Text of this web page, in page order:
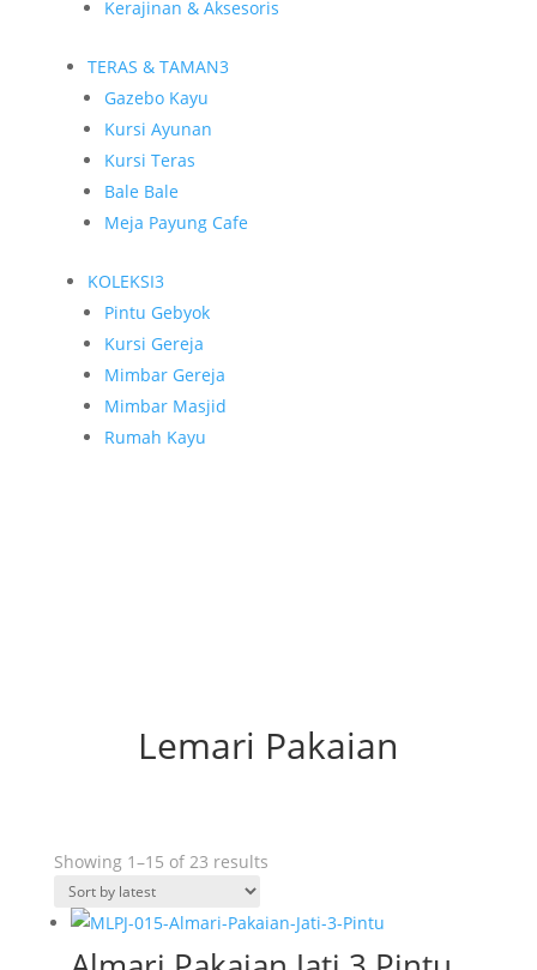
Kerajinan & Aksesoris
TERAS & TAMAN3
Gazebo Kayu
Kursi Ayunan
Kursi Teras
Bale Bale
Meja Payung Cafe
KOLEKSI3
Pintu Gebyok
Kursi Gereja
Mimbar Gereja
Mimbar Masjid
Rumah Kayu
Lemari Pakaian
Showing 1–15 of 23 resultsSorted
latest